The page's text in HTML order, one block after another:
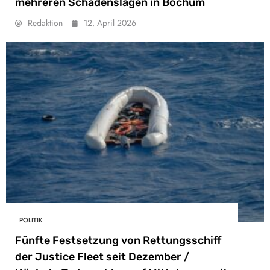
mehreren Schadenslagen in Bochum
Redaktion 12. April 2026
POLITIK
Fünfte Festsetzung von Rettungsschiff
der Justice Fleet seit Dezember /